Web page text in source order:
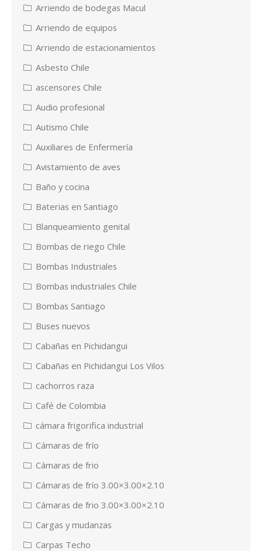
Arriendo de bodegas Macul
Arriendo de equipos
Arriendo de estacionamientos
Asbesto Chile
ascensores Chile
Audio profesional
Autismo Chile
Auxiliares de Enfermería
Avistamiento de aves
Baño y cocina
Baterias en Santiago
Blanqueamiento genital
Bombas de riego Chile
Bombas Industriales
Bombas industriales Chile
Bombas Santiago
Buses nuevos
Cabañas en Pichidangui
Cabañas en Pichidangui Los Vilos
cachorros raza
Café de Colombia
cámara frigorifica industrial
Cámaras de frío
Cámaras de frio
Cámaras de frío 3.00×3.00×2.10
Cámaras de frio 3.00×3.00×2.10
Cargas y mudanzas
Carpas Techo